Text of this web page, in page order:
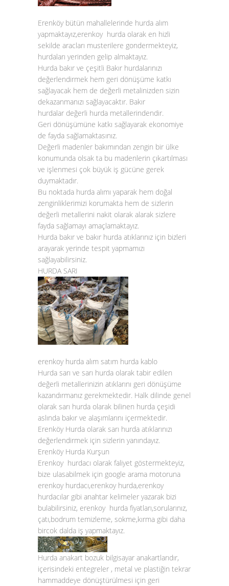
Erenköy bütün mahallelerinde hurda alım
yapmaktayız,erenkoy hurda olarak en hizli
sekilde aracları musterilere gondermekteyiz,
hurdaları yerinden gelip almaktayız.
Hurda bakır ve çeşitli Bakır hurdalarınızı
değerlendirmek hem geri dönüşüme katkı
sağlayacak hem de değerli metalinizden sizin
dekazanmanızı sağlayacaktır. Bakır
hurdalar değerli hurda metallerindendir.
Geri dönüşümüne katkı sağlayarak ekonomiye
de fayda sağlamaktasınız.
Değerli madenler bakımından zengin bir ülke
konumunda olsak ta bu madenlerin çıkartılması
ve işlenmesi çok büyük iş gücüne gerek
duymaktadır.
Bu noktada hurda alımı yaparak hem doğal
zenginliklerimizi korumakta hem de sizlerin
değerli metallerini nakit olarak alarak sizlere
fayda sağlamayı amaçlamaktayız.
Hurda bakır ve bakır hurda atıklarınız için bizleri
arayarak yerinde tespit yapmamızı
sağlayabilirsiniz.
HURDA SARI
erenkoy hurda alım satım hurda kablo
Hurda sarı ve sarı hurda olarak tabir edilen
değerli metallerinizin atıklarını geri dönüşüme
kazandırmanız gerekmektedir. Halk dilinde genel
olarak sarı hurda olarak bilinen hurda çeşidi
aslında bakır ve alaşımlarını içermektedir.
ErenköyHurda olarak sarı hurda atıklarınızı
değerlendirmek için sizlerin yanındayız.
Erenköy Hurda Kurşun
Erenkoy hurdacı olarak faliyet göstermekteyiz,
bize ulasabilmek için google arama motoruna
erenkoy hurdacı,erenkoy hurda,erenkoy
hurdacılar gibi anahtar kelimeler yazarak bizi
bulabilirsiniz, erenkoy hurda fiyatları,sorularınız,
çatı,bodrum temizleme, sokme,kırma gibi daha
bircok dalda iş yapmaktayız.
Hurda anakart bozuk bilgisayar anakartlarıdır,
içerisindeki entegreler , metal ve plastiğin tekrar
hammaddeye dönüştürülmesi için geri